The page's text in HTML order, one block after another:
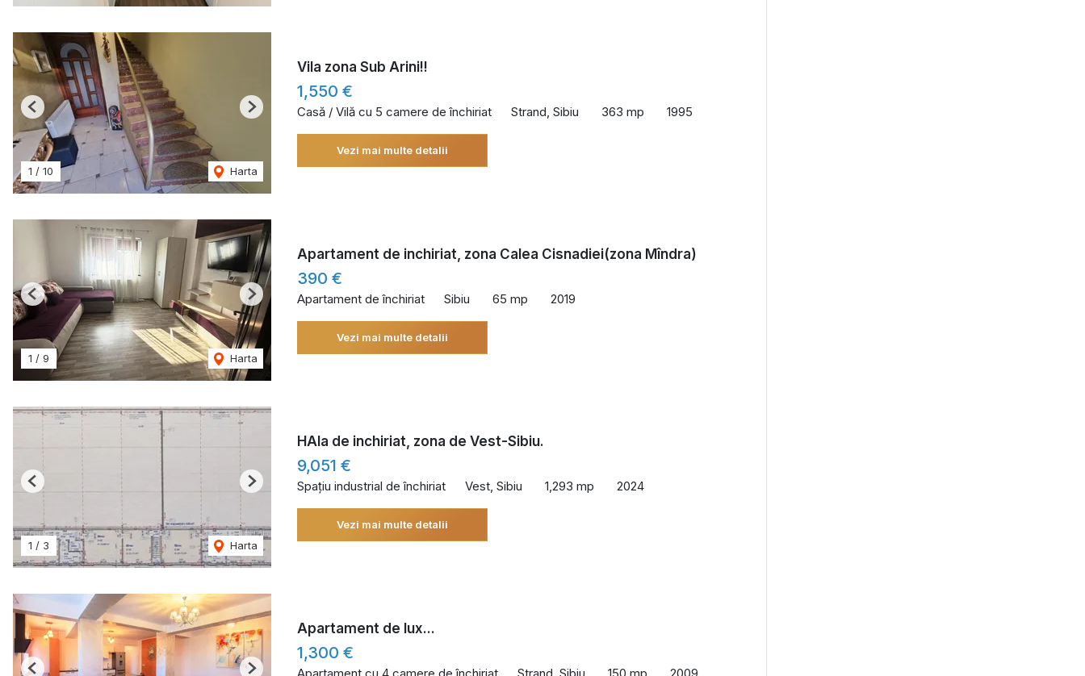
1 / 10 Harta
Previous Next
Vila zona Sub Arini!!
1,550 €
Casă / Vilă cu 5 camere de închiriat Strand, Sibiu 363 mp 1995
Vezi mai multe detalii
1 / 9 Harta
Previous Next
Apartament de inchiriat, zona Calea Cisnadiei(zona Mîndra)
390 €
Apartament de închiriat Sibiu 65 mp 2019
Vezi mai multe detalii
1 / 3 Harta
Previous Next
HAla de inchiriat, zona de Vest-Sibiu.
9,051 €
Spațiu industrial de închiriat Vest, Sibiu 1,293 mp 2024
Vezi mai multe detalii
Apartament de lux...
1,300 €